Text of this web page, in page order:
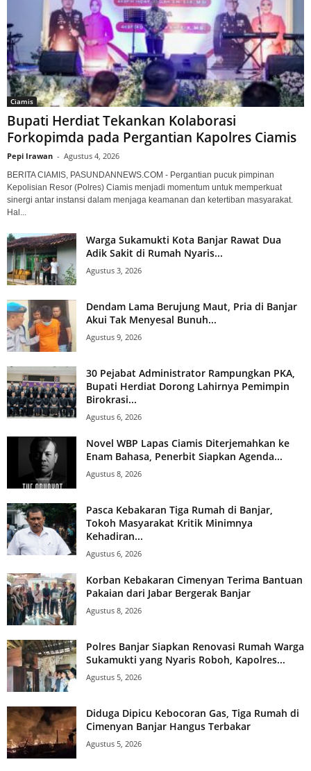
Ciamis
Bupati Herdiat Tekankan Kolaborasi
Forkopimda pada Pergantian Kapolres Ciamis
Pepi Irawan - Agustus 4, 2026
BERITA CIAMIS, PASUNDANNEWS.COM - Pergantian pucuk pimpinan
Kepolisian Resor (Polres) Ciamis menjadi momentum untuk memperkuat
sinergi antar instansi dalam menjaga keamanan dan ketertiban masyarakat.
Hal...
Warga Sukamukti Kota Banjar Rawat Dua
Adik Sakit di Rumah Nyaris...
Agustus 3, 2026
Dendam Lama Berujung Maut, Pria di Banjar
Akui Tak Menyesal Bunuh...
Agustus 9, 2026
30 Pejabat Administrator Rampungkan PKA,
Bupati Herdiat Dorong Lahirnya Pemimpin
Birokrasi...
Agustus 6, 2026
Novel WBP Lapas Ciamis Diterjemahkan ke
Enam Bahasa, Penerbit Siapkan Agenda...
Agustus 8, 2026
Pasca Kebakaran Tiga Rumah di Banjar,
Tokoh Masyarakat Kritik Minimnya
Kehadiran...
Agustus 6, 2026
Korban Kebakaran Cimenyan Terima Bantuan
Pakaian dari Jabar Bergerak Banjar
Agustus 8, 2026
Polres Banjar Siapkan Renovasi Rumah Warga
Sukamukti yang Nyaris Roboh, Kapolres...
Agustus 5, 2026
Diduga Dipicu Kebocoran Gas, Tiga Rumah di
Cimenyan Banjar Hangus Terbakar
Agustus 5, 2026